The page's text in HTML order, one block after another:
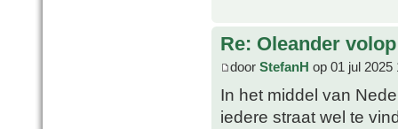
Re: Oleander
door StefanH op 01 jul 2025
In het middel van
iedere straat wel te